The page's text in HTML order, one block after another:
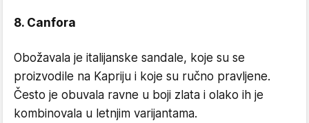
8. Canfora
Obožavala je italijanske sandale, koje su se
proizvodile na Kapriju i koje su ručno pravljene.
Često je obuvala ravne u boji zlata i olako ih je
kombinovala u letnjim varijantama.